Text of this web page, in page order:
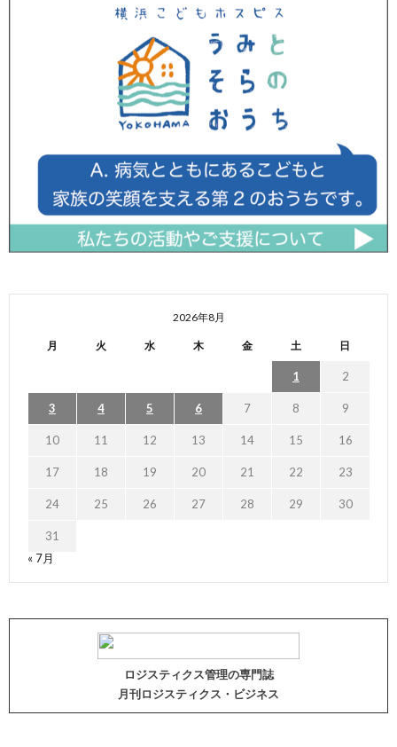
2026年8月
月 火 水 木 金 土 日
1 2
3 4 5 6 7 8 9
10 11 12 13 14 15 16
17 18 19 20 21 22 23
24 25 26 27 28 29 30
31
« 7月
ロジスティクス管理の専門誌
月刊ロジスティクス・ビジネス